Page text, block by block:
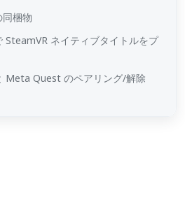
梱物
ネイティブタイトルをプ
Meta Quest のペアリング/解除